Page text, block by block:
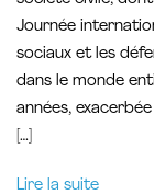
Journée
sociaux et les
dans le monde
années,
[…]
Lire la suite